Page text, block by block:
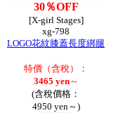
30％OFF
[X-girl Stages]
xg-798
LOGO花紋膝蓋長度綁腿
特價（含稅）：
3465 yen～
(含稅價格：
4950 yen～)